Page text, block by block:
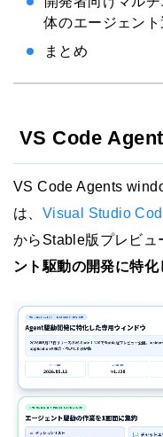
体のエージェン
まとめ
VS Code
VS Code Agents
は、 Visual Studio
からStable版プレビュ
ント駆動の開発に特